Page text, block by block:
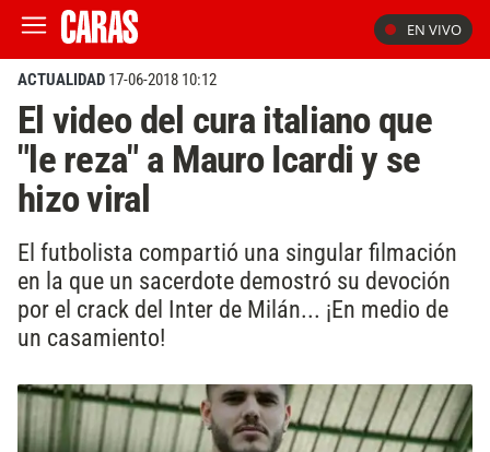
EN VIVO
ACTUALIDAD 17-06-2018 10:12
El video del cura italiano que
"le reza" a Mauro Icardi y se
hizo viral
El futbolista compartió una singular filmación
en la que un sacerdote demostró su devoción
por el crack del Inter de Milán... ¡En medio de
un casamiento!